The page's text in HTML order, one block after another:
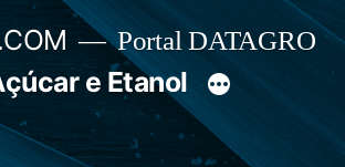
Portal DATAGRO
e Etanol